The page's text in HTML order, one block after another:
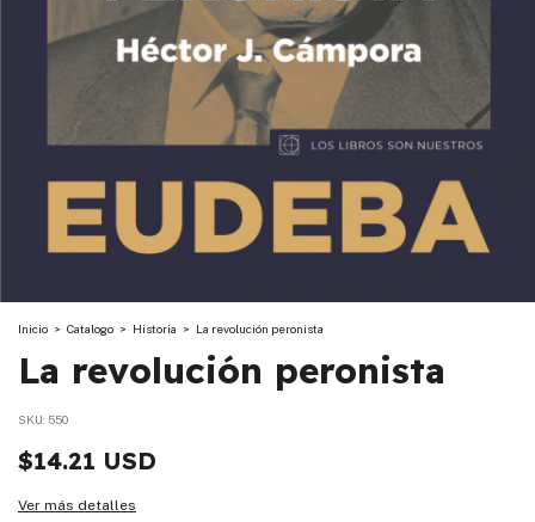
Inicio > Catalogo > Historia > La revolución peronista
La revolución peronista
SKU: 550
$14.21 USD
Ver más detalles